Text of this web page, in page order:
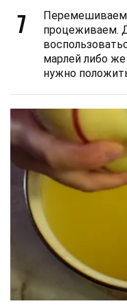
7
Перемешиваем
процеживаем.
марлей либо
нужно